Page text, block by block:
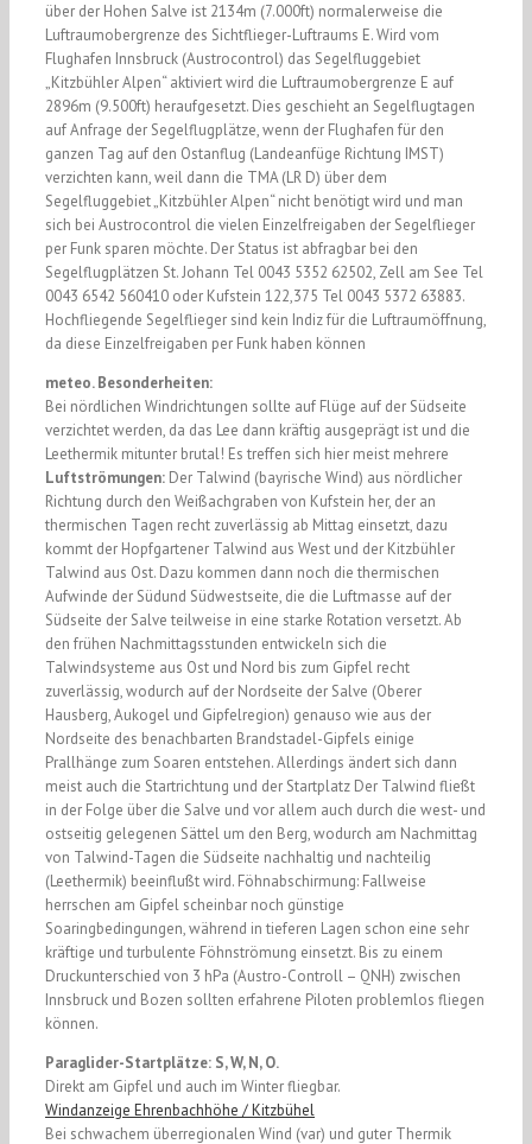
über der Hohen Salve ist 2134m (7.000ft) normalerweise die
Luftraumobergrenze des Sichtflieger-Luftraums E. Wird vom
Flughafen Innsbruck (Austrocontrol) das Segelfluggebiet
„Kitzbühler Alpen“ aktiviert wird die Luftraumobergrenze E auf
2896m (9.500ft) heraufgesetzt. Dies geschieht an Segelflugtagen
auf Anfrage der Segelflugplätze, wenn der Flughafen für den
ganzen Tag auf den Ostanflug (Landeanfüge Richtung IMST)
verzichten kann, weil dann die TMA (LR D) über dem
Segelfluggebiet „Kitzbühler Alpen“ nicht benötigt wird und man
sich bei Austrocontrol die vielen Einzelfreigaben der Segelflieger
per Funk sparen möchte. Der Status ist abfragbar bei den
Segelflugplätzen St. Johann Tel 0043 5352 62502, Zell am See Tel
0043 6542 560410 oder Kufstein 122,375 Tel 0043 5372 63883.
Hochfliegende Segelflieger sind kein Indiz für die Luftraumöffnung,
da diese Einzelfreigaben per Funk haben können
meteo. Besonderheiten:
Bei nördlichen Windrichtungen sollte auf Flüge auf der Südseite
verzichtet werden, da das Lee dann kräftig ausgeprägt ist und die
Leethermik mitunter brutal! Es treffen sich hier meist mehrere
Luftströmungen: Der Talwind (bayrische Wind) aus nördlicher
Richtung durch den Weißachgraben von Kufstein her, der an
thermischen Tagen recht zuverlässig ab Mittag einsetzt, dazu
kommt der Hopfgartener Talwind aus West und der Kitzbühler
Talwind aus Ost. Dazu kommen dann noch die thermischen
Aufwinde der Südund Südwestseite, die die Luftmasse auf der
Südseite der Salve teilweise in eine starke Rotation versetzt. Ab
den frühen Nachmittagsstunden entwickeln sich die
Talwindsysteme aus Ost und Nord bis zum Gipfel recht
zuverlässig, wodurch auf der Nordseite der Salve (Oberer
Hausberg, Aukogel und Gipfelregion) genauso wie aus der
Nordseite des benachbarten Brandstadel-Gipfels einige
Prallhänge zum Soaren entstehen. Allerdings ändert sich dann
meist auch die Startrichtung und der Startplatz Der Talwind fließt
in der Folge über die Salve und vor allem auch durch die west- und
ostseitig gelegenen Sättel um den Berg, wodurch am Nachmittag
von Talwind-Tagen die Südseite nachhaltig und nachteilig
(Leethermik) beeinflußt wird. Föhnabschirmung: Fallweise
herrschen am Gipfel scheinbar noch günstige
Soaringbedingungen, während in tieferen Lagen schon eine sehr
kräftige und turbulente Föhnströmung einsetzt. Bis zu einem
Druckunterschied von 3 hPa (Austro-Controll – QNH) zwischen
Innsbruck und Bozen sollten erfahrene Piloten problemlos fliegen
können.
Paraglider-Startplätze: S, W, N, O.
Direkt am Gipfel und auch im Winter fliegbar.
Windanzeige Ehrenbachhöhe / Kitzbühel
Bei schwachem überregionalen Wind (var) und guter Thermik